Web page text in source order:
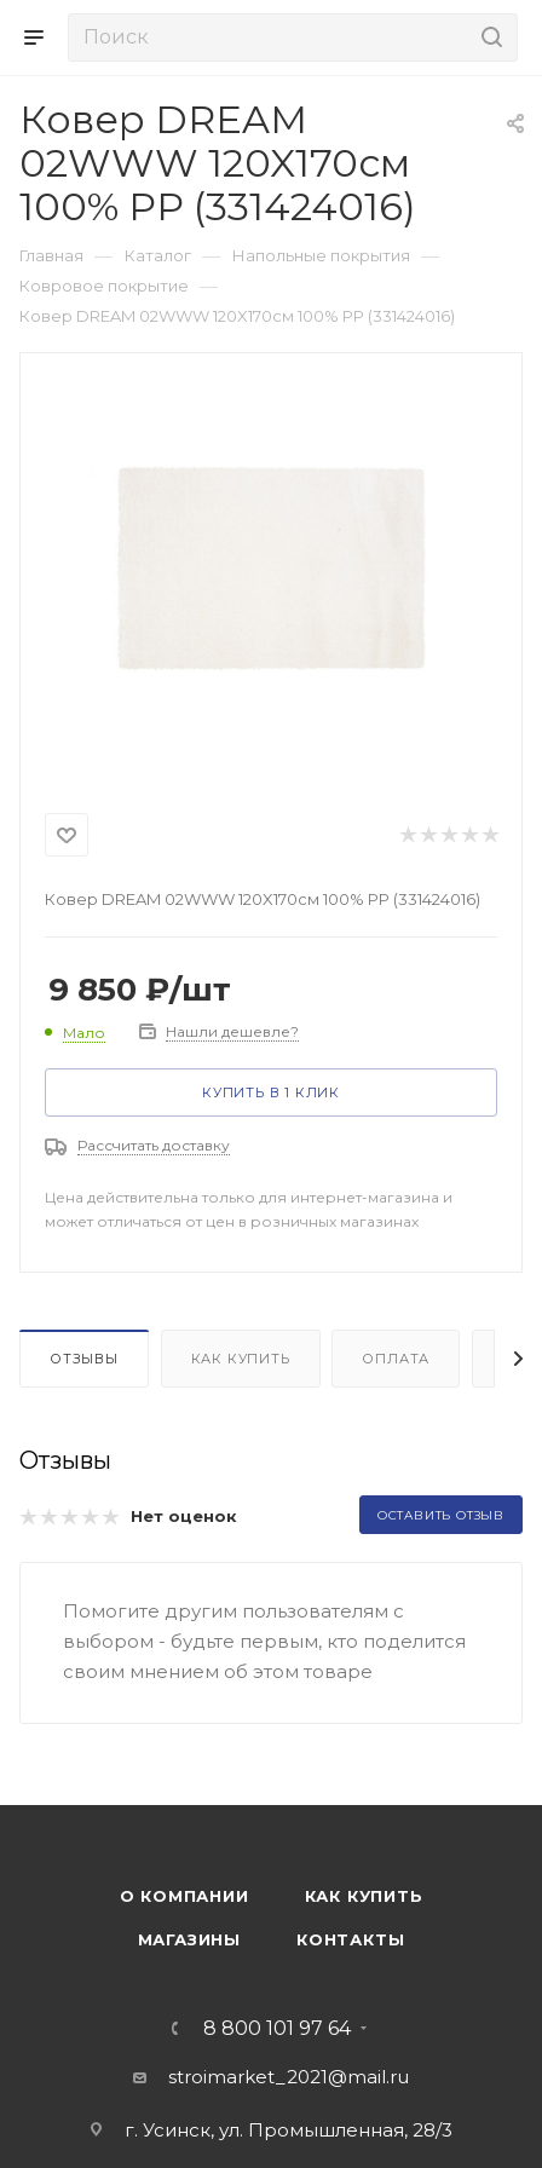
Ковер DREAM
02WWW 120X170см
100% РР (331424016)
Главная — Каталог — Напольные покрытия —
Ковровое покрытие —
Ковер DREAM 02WWW 120X170см 100% РР (331424016)
Ковер DREAM 02WWW 120X170см 100% РР (331424016)
9 850 ₽/шт
Мало Нашли дешевле?
КУПИТЬ В 1 КЛИК
Рассчитать доставку
Цена действительна только для интернет-магазина и
может отличаться от цен в розничных магазинах
ОТЗЫВЫ КАК КУПИТЬ ОПЛАТА
Отзывы
Нет оценок ОСТАВИТЬ ОТЗЫВ
Помогите другим пользователям с
выбором - будьте первым, кто поделится
своим мнением об этом товаре
О КОМПАНИИ КАК КУПИТЬ
МАГАЗИНЫ КОНТАКТЫ
8 800 101 97 64
stroimarket_2021@mail.ru
г. Усинск, ул. Промышленная, 28/3